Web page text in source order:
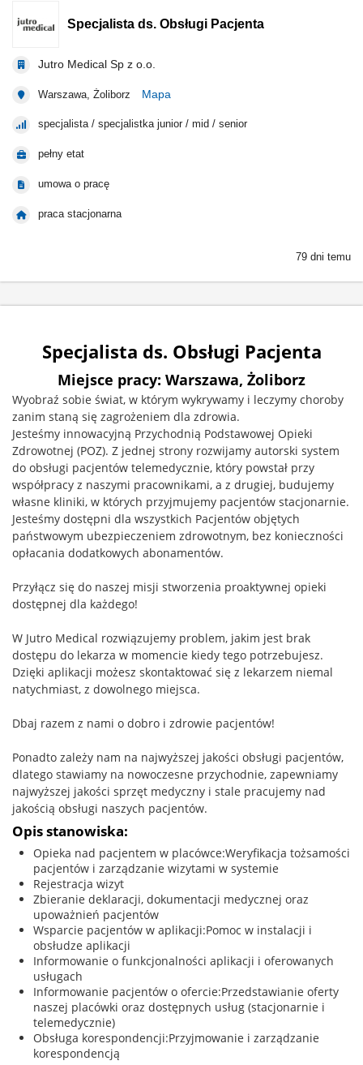
Specjalista ds. Obsługi Pacjenta
Jutro Medical Sp z o.o.
Warszawa, Żoliborz Mapa
specjalista / specjalistka junior / mid / senior
pełny etat
umowa o pracę
praca stacjonarna
79 dni temu
Specjalista ds. Obsługi Pacjenta
Miejsce pracy: Warszawa, Żoliborz
Wyobraź sobie świat, w którym wykrywamy i leczymy choroby
zanim staną się zagrożeniem dla zdrowia.
Jesteśmy innowacyjną Przychodnią Podstawowej Opieki
Zdrowotnej (POZ). Z jednej strony rozwijamy autorski system
do obsługi pacjentów telemedycznie, który powstał przy
współpracy z naszymi pracownikami, a z drugiej, budujemy
własne kliniki, w których przyjmujemy pacjentów stacjonarnie.
Jesteśmy dostępni dla wszystkich Pacjentów objętych
państwowym ubezpieczeniem zdrowotnym, bez konieczności
opłacania dodatkowych abonamentów.
Przyłącz się do naszej misji stworzenia proaktywnej opieki
dostępnej dla każdego!
W Jutro Medical rozwiązujemy problem, jakim jest brak
dostępu do lekarza w momencie kiedy tego potrzebujesz.
Dzięki aplikacji możesz skontaktować się z lekarzem niemal
natychmiast, z dowolnego miejsca.
Dbaj razem z nami o dobro i zdrowie pacjentów!
Ponadto zależy nam na najwyższej jakości obsługi pacjentów,
dlatego stawiamy na nowoczesne przychodnie, zapewniamy
najwyższej jakości sprzęt medyczny i stale pracujemy nad
jakością obsługi naszych pacjentów.
Opis stanowiska:
Opieka nad pacjentem w placówce:Weryfikacja tożsamości
pacjentów i zarządzanie wizytami w systemie
Rejestracja wizyt
Zbieranie deklaracji, dokumentacji medycznej oraz
upoważnień pacjentów
Wsparcie pacjentów w aplikacji:Pomoc w instalacji i
obsłudze aplikacji
Informowanie o funkcjonalności aplikacji i oferowanych
usługach
Informowanie pacjentów o ofercie:Przedstawianie oferty
naszej placówki oraz dostępnych usług (stacjonarnie i
telemedycznie)
Obsługa korespondencji:Przyjmowanie i zarządzanie
korespondencją